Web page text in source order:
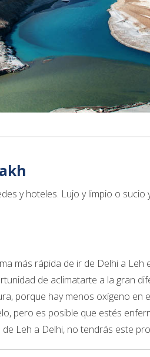
y hoteles. Lujo y limpio o sucio
más rápida de ir de Delhi a Leh
de aclimatarte a la gran
porque hay menos oxígeno en
pero es posible que estés
de Leh a Delhi, no tendrás este